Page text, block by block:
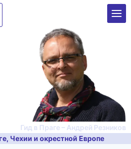
Гид в Праге – Андрей Резников
Чехии и окрестной Европе